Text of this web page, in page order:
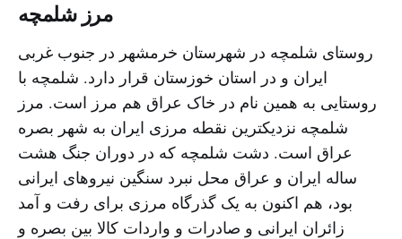
مرز شلمچه
روستاى شلمچه در شهرستان خرمشهر در جنوب غربى
ایران و در استان خوزستان قرار دارد. شلمچه با
روستایى به همین نام در خاک عراق هم مرز است. مرز
شلمچه نزدیکترین نقطه مرزى ایران به شهر بصره
عراق است. دشت شلمچه که در دوران جنگ هشت
ساله ایران و عراق محل نبرد سنگین نیروهای ایرانی
بود، هم اکنون به یک گذرگاه مرزی برای رفت و آمد
زائران ایرانی و صادرات و واردات کالا بین بصره و